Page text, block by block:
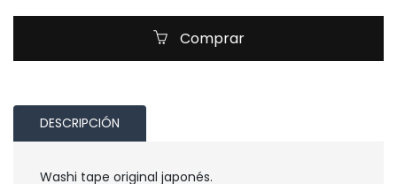
Comprar
DESCRIPCIÓN
Washi tape original japonés.